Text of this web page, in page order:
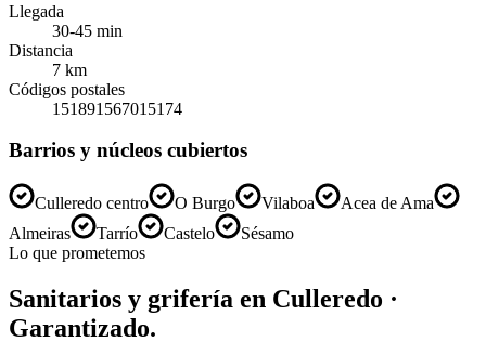
Llegada
30-45 min
Distancia
7 km
Códigos postales
151891567015174
Barrios y núcleos cubiertos
Culleredo centro O Burgo Vilaboa
Acea de Ama
Almeiras
Tarrío Castelo
Sésamo
Lo que prometemos
Sanitarios y grifería en Culleredo ·
Garantizado.